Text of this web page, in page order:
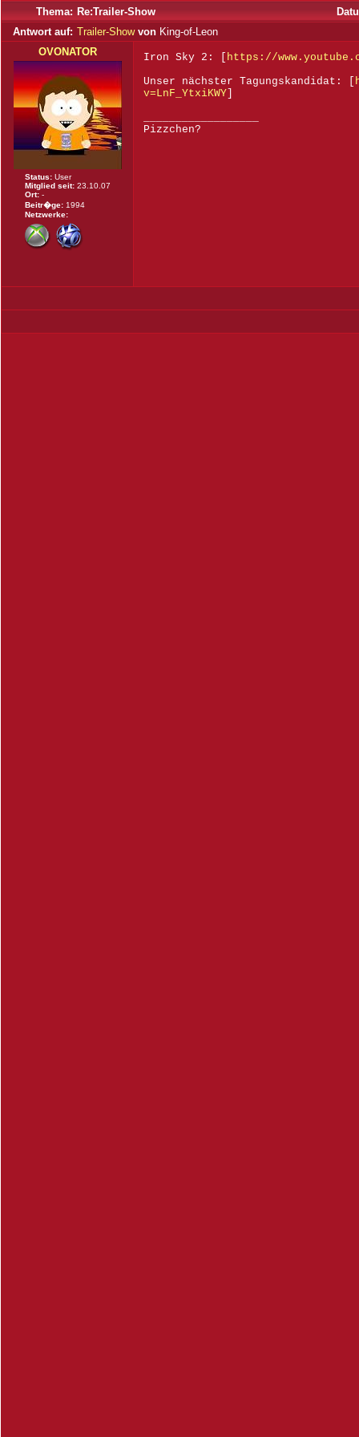
Thema: Re:Trailer-Show
Antwort auf: Trailer-Show von King-of-Leon
OVONATOR
Status: User
Mitglied seit: 23.10.07
Ort: -
Beitr�ge: 1994
Netzwerke:
Iron Sky 2: [ https://
Unser nächster Tagungskandidat: [
v=LnF_YtxiKWY
Pizzchen?